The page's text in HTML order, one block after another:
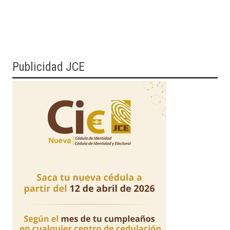
Publicidad JCE